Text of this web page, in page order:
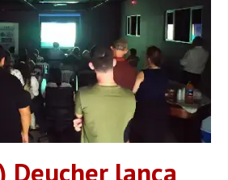
Deucher lança